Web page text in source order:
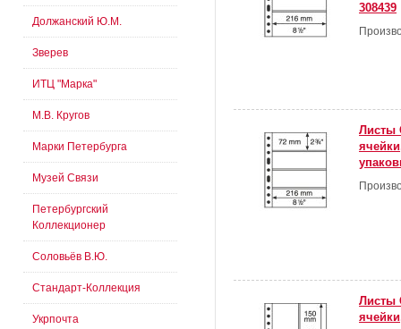
308439
Листы
Листы
Должанский Ю.М.
Зверев
ИТЦ "Марка"
М.В. Кругов
Марки Петербурга
Музей Связи
Петербургский
Коллекционер
Соловьёв В.Ю.
Стандарт-Коллекция
Укрпочта